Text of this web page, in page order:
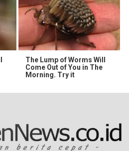
The Lump of Worms Will
Come Out of You in The
Morning. Try it